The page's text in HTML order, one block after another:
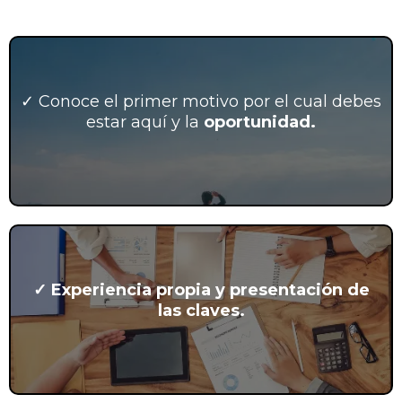
✓ Conoce el primer motivo por el cual debes
estar aquí y la oportunidad.
✓ Experiencia propia y presentación de
las claves.